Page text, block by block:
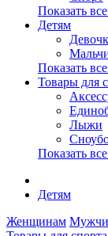
Показать
Детям
Показать
Товары для
Лыжи
Показать
Детям
Женщинам